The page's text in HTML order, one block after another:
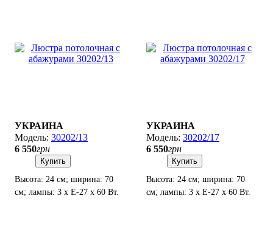
УКРАИНА
30202/13
6 550грн
Купить
Высота: 24 см; ширина: 70
см; лампы: 3 х Е-27 х 60 Вт.
УКРАИНА
30202/17
6 550грн
Купить
Высота: 24 см; ширина: 70
см; лампы: 3 х Е-27 х 60 Вт.